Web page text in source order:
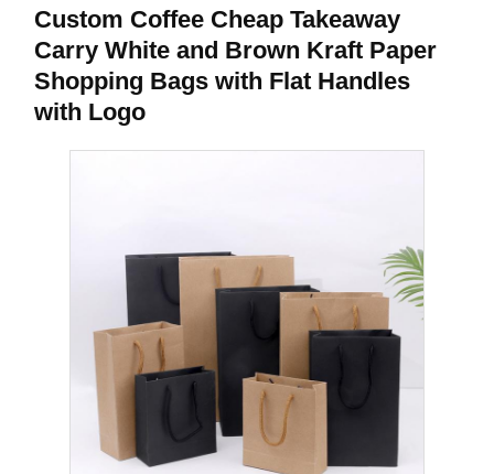
Custom Coffee Cheap Takeaway
Carry White and Brown Kraft Paper
Shopping Bags with Flat Handles
with Logo